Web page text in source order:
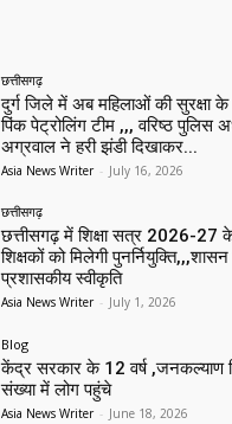
छत्तीसगढ़
दुर्ग जिले में अब महिलाओं की सुरक्षा
पिंक पेट्रोलिंग टीम ,,, वरिष्ठ पुलिस
अग्रवाल ने हरी झंडी दिखाकर...
Asia News Writer - July 16, 2026
छत्तीसगढ़
छत्तीसगढ़ में शिक्षा सत्र 2026-
शिक्षकों को मिलेगी
प्रशासकीय स्वीकृति
Asia News Writer - July 1, 2026
Blog
केंद्र सरकार के 12 वर्ष ,जनकल्याण
संख्या में लोग पहुंचे
Asia News Writer - June 18, 2026